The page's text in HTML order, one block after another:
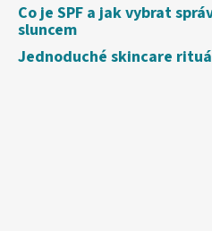
Co je SPF a jak vybrat
sluncem
Jednoduché skincare